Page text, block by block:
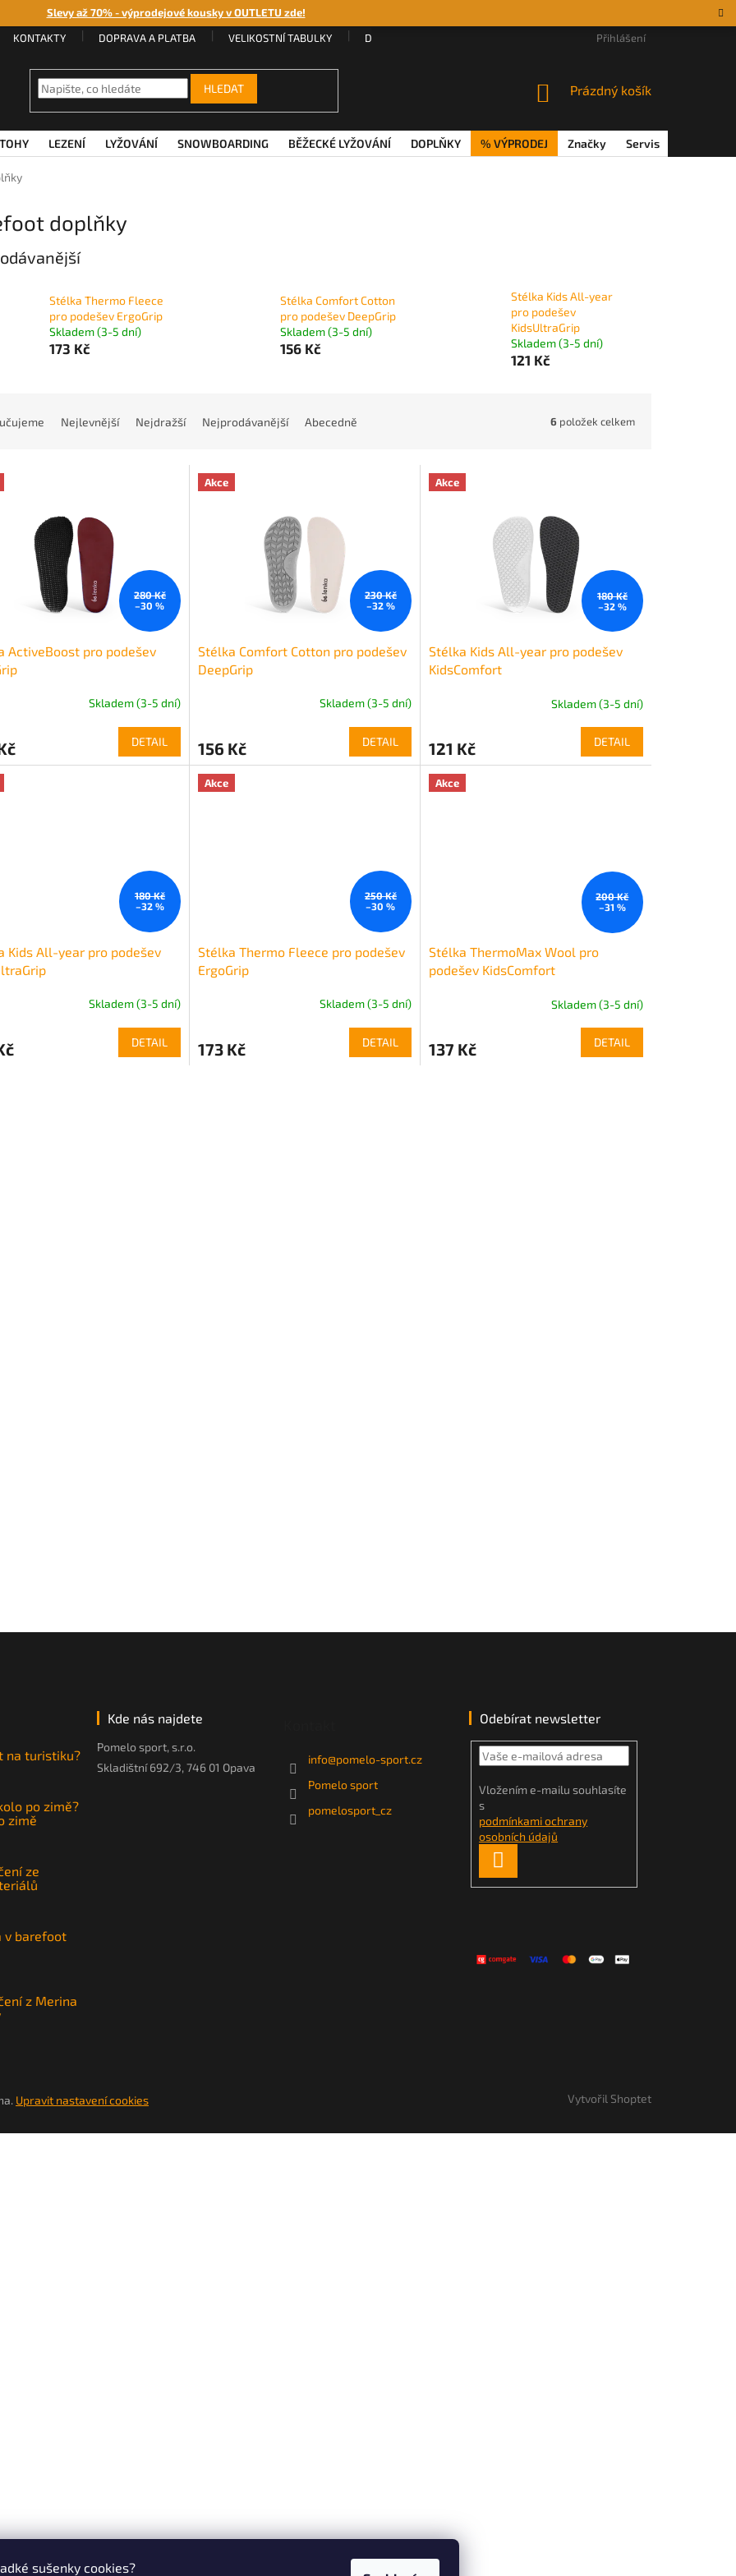
sušenky cookies?
Slevy až 70% - výprodejové kousky v OUTLETU zde!
KONTAKTY DOPRAVA A PLATBA VELIKOSTNÍ TABULKY DÁRKOVÉ POUKAZY VĚRNOSTNÍ PROGRAM
Přihlášení
HLEDAT
NÁKUPNÍ
Prázdný košík
LEZENÍ LYŽOVÁNÍ SNOWBOARDING BĚŽECKÉ LYŽOVÁNÍ DOPLŇKY % VÝPRODEJ Značky Servis
doplňky
Stélka Thermo Fleece
pro podešev ErgoGrip
Skladem (3-5 dní)
173 Kč
Stélka Comfort Cotton
pro podešev DeepGrip
Skladem (3-5 dní)
156 Kč
Stélka Kids All-year
pro podešev
KidsUltraGrip
Skladem (3-5 dní)
121 Kč
Nejlevnější Nejdražší Nejprodávanější Abecedně 6 položek celkem
280 Kč
–30 %
ActiveBoost pro podešev
Skladem (3-5 dní)
DETAIL
Akce
230 Kč
–32 %
Stélka Comfort Cotton pro podešev
DeepGrip
Skladem (3-5 dní)
156 Kč DETAIL
Akce
180 Kč
–32 %
Stélka Kids All-year pro podešev
KidsComfort
Skladem (3-5 dní)
121 Kč DETAIL
180 Kč
–32 %
Kids All-year pro podešev
Skladem (3-5 dní)
DETAIL
Akce
250 Kč
–30 %
Stélka Thermo Fleece pro podešev
ErgoGrip
Skladem (3-5 dní)
173 Kč DETAIL
Akce
200 Kč
–31 %
Stélka ThermoMax Wool pro
podešev KidsComfort
Skladem (3-5 dní)
137 Kč DETAIL
na turistiku?
po zimě?
zimě
ze
v barefoot
z Merina
Kde nás najdete
Pomelo sport, s.r.o.
Skladištní 692/3, 746 01 Opava
info@pomelo-sport.cz
Pomelo sport
pomelosport_cz
Odebírat newsletter
Vložením e-mailu souhlasíte
s
podmínkami ochrany
osobních údajů
SE
Vytvořil Shoptet
Upravit nastavení cookies